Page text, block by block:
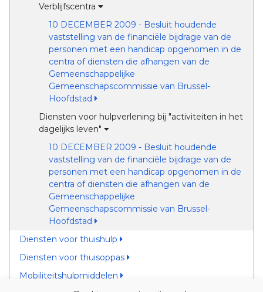
Verblijfscentra
10 DECEMBER 2009 - Besluit houdende
vaststelling van de financiële bijdrage van de
personen met een handicap opgenomen in de
centra of diensten die afhangen van de
Gemeenschappelijke
Gemeenschapscommissie van Brussel-
Hoofdstad
Diensten voor hulpverlening bij "activiteiten in het
dagelijks leven"
10 DECEMBER 2009 - Besluit houdende
vaststelling van de financiële bijdrage van de
personen met een handicap opgenomen in de
centra of diensten die afhangen van de
Gemeenschappelijke
Gemeenschapscommissie van Brussel-
Hoofdstad
Diensten voor thuishulp
Diensten voor thuisoppas
Mobiliteitshulpmiddelen